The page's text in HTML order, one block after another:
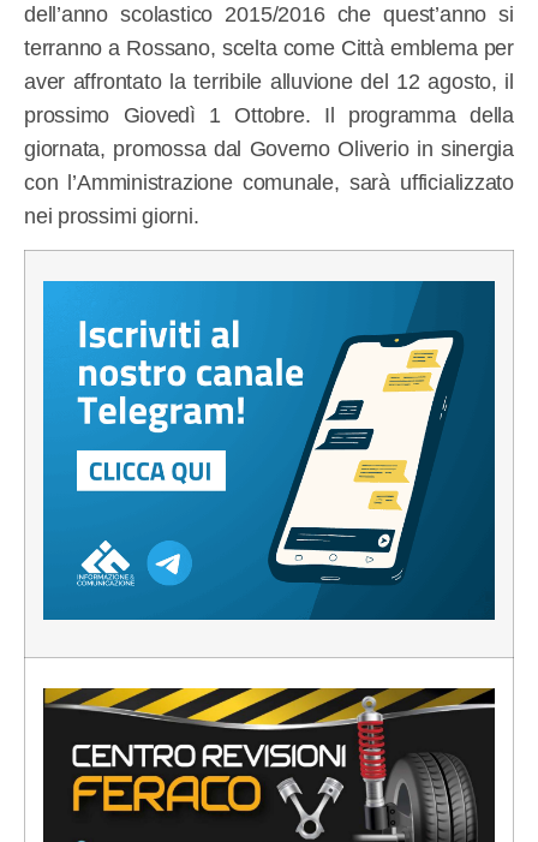
dell’anno scolastico 2015/2016 che quest’anno si
terranno a Rossano, scelta come Città emblema per
aver affrontato la terribile alluvione del 12 agosto, il
prossimo Giovedì 1 Ottobre. Il programma della
giornata, promossa dal Governo Oliverio in sinergia
con l’Amministrazione comunale, sarà ufficializzato
nei prossimi giorni.